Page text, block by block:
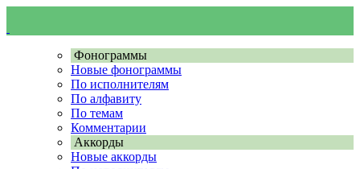
Фонограммы
Новые фонограммы
По исполнителям
По алфавиту
По темам
Комментарии
Аккорды
Новые аккорды